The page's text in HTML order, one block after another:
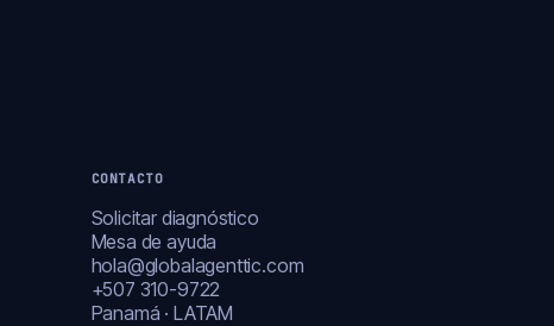
CONTACTO
Solicitar diagnóstico
Mesa de ayuda
hola@globalagenttic.com
+507 310-9722
Panamá · LATAM